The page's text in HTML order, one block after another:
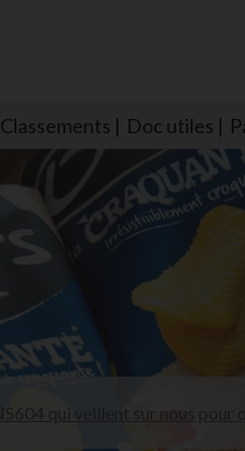
Classements Doc utiles